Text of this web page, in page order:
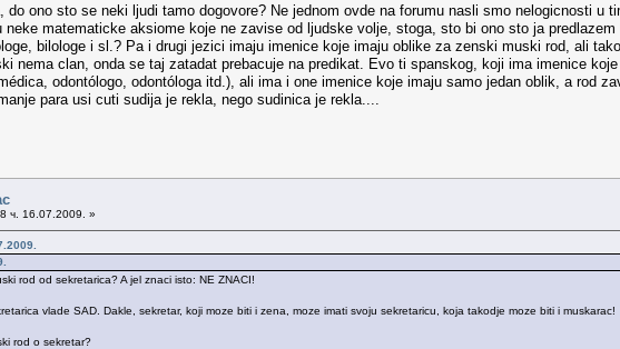
ono sto se neki ljudi tamo dogovore? Ne jednom ovde na forumu nasli smo nelogicnosti u
matematicke aksiome koje ne zavise od ljudske volje, stoga, sto bi ono sto ja
bilologe i sl.? Pa i drugi jezici imaju imenice koje imaju oblike za zenski muski rod, ali
nema clan, onda se taj zatadat prebacuje na predikat. Evo ti spanskog, koji ima imenice
odontólogo, odontóloga itd.), ali ima i one imenice koje imaju samo jedan oblik, a rod
para usi cuti sudija je rekla, nego sudinica je rekla....
ч. 16.07.2009. »
rod od sekretarica? A jel znaci isto: NE ZNACI!
vlade SAD. Dakle, sekretar, koji moze biti i zena, moze imati svoju sekretaricu, koja takodje moze biti i muskarac!
rod o sekretar?